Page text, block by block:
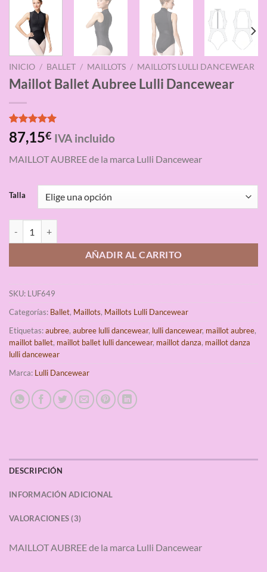
INICIO / BALLET / MAILLOTS / MAILLOTS LULLI DANCEWEAR
Maillot Ballet Aubree Lulli Dancewear
Valorado
con5.00
base a
3
87,15€ IVA incluido
MAILLOT AUBREE de la marca Lulli Dancewear
Talla
AÑADIR AL CARRITO
SKU: LUF649
Categorías: Ballet, Maillots, Maillots Lulli Dancewear
Etiquetas:aubree, aubree lulli dancewear, lulli dancewear, maillot aubree,
maillot ballet, maillot ballet lulli dancewear, maillot danza, maillot danza
lulli dancewear
Marca: Lulli Dancewear
DESCRIPCIÓN
INFORMACIÓN ADICIONAL
VALORACIONES (3)
MAILLOT AUBREE de la marca Lulli Dancewear